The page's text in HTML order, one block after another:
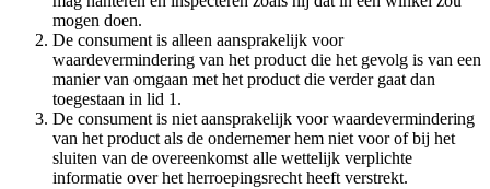
mogen doen.
De consument is alleen aansprakelijk voor
waardevermindering van het product die het gevolg is van een
manier van omgaan met het product die verder gaat dan
toegestaan in lid 1.
De consument is niet aansprakelijk voor waardevermindering
van het product als de ondernemer hem niet voor of bij het
sluiten van de overeenkomst alle wettelijk verplichte
informatie over het herroepingsrecht heeft verstrekt.